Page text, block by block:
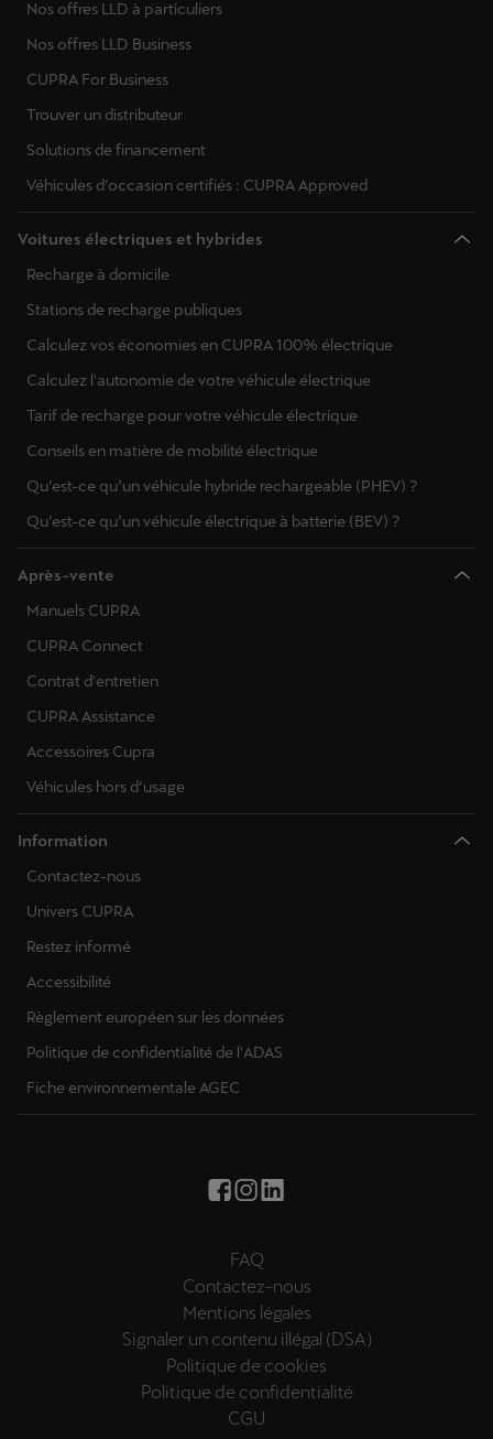
Nos offres LLD à particuliers
Nos offres LLD Business
CUPRA For Business
Trouver un distributeur
Solutions de financement
Véhicules d’occasion certifiés : CUPRA Approved
Voitures électriques et hybrides
Recharge à domicile
Stations de recharge publiques
Calculez vos économies en CUPRA 100% électrique
Calculez l'autonomie de votre véhicule électrique
Tarif de recharge pour votre véhicule électrique
Conseils en matière de mobilité électrique
Qu’est-ce qu’un véhicule hybride rechargeable (PHEV) ?
Qu’est-ce qu’un véhicule électrique à batterie (BEV) ?
Après-vente
Manuels CUPRA
CUPRA Connect
Contrat d'entretien
CUPRA Assistance
Accessoires Cupra
Véhicules hors d’usage
Information
Contactez-nous
Univers CUPRA
Restez informé
Accessibilité
Règlement européen sur les données
Politique de confidentialité de l'ADAS
Fiche environnementale AGEC
FAQ
Contactez-nous
Mentions légales
Signaler un contenu illégal (DSA)
Politique de cookies
Politique de confidentialité
CGU